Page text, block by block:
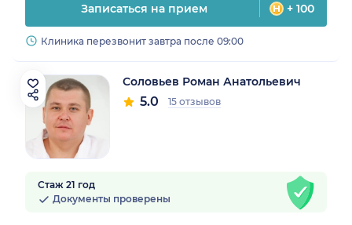
Записаться на прием + 100
Клиника перезвонит завтра после 09:00
Соловьев Роман Анатольевич
5.0 15 отзывов
Стаж 21 год
Документы проверены